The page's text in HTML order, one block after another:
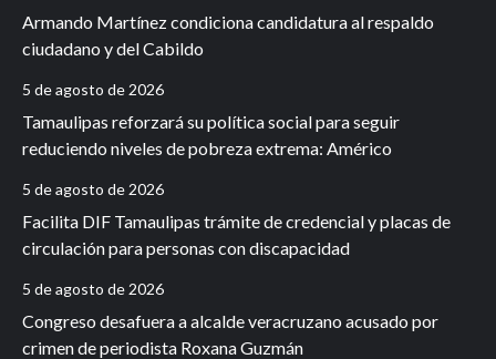
Armando Martínez condiciona candidatura al respaldo
ciudadano y del Cabildo
5 de agosto de 2026
Tamaulipas reforzará su política social para seguir
reduciendo niveles de pobreza extrema: Américo
5 de agosto de 2026
Facilita DIF Tamaulipas trámite de credencial y placas de
circulación para personas con discapacidad
5 de agosto de 2026
Congreso desafuera a alcalde veracruzano acusado por
crimen de periodista Roxana Guzmán